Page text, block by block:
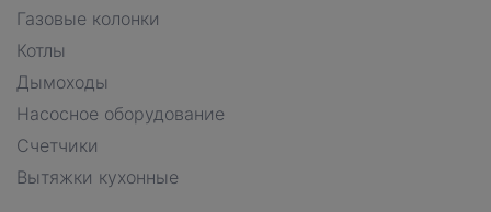
Газовые колонки
Котлы
Дымоходы
Насосное оборудование
Счетчики
Вытяжки кухонные